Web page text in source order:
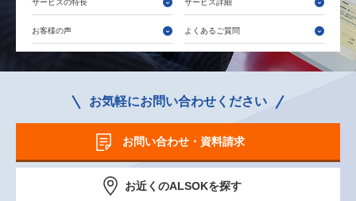
サービスの特長 サービス詳細
お客様の声 よくあるご質問
お気軽にお問い合わせください
お問い合わせ・資料請求
お近くのALSOKを探す